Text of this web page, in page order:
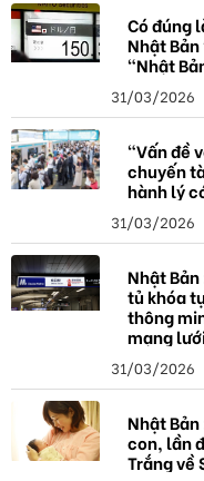
Có đúng
Nhật
"Nhật
31/03/2026
"Vấn đề
chuyến
hành lý
31/03/2026
Nhật
tủ khóa
thông
mạng
31/03/2026
Nhật
con, lần
Trắng về